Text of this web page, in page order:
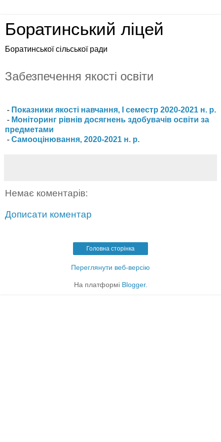
Боратинський ліцей
Боратинської сільської ради
Забезпечення якості освіти
- Показники якості навчання, І семестр 2020-2021 н. р.
- Моніторинг рівнів досягнень здобувачів освіти за
предметами
- Самооцінювання, 2020-2021 н. р.
Немає коментарів:
Дописати коментар
Головна сторінка
Переглянути веб-версію
На платформі Blogger.